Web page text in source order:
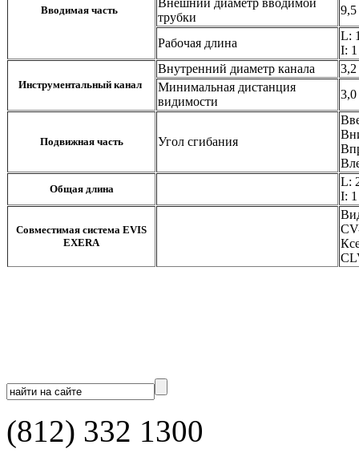
Вводимая часть
трубки
Рабочая длина
L:
I:
Инструментальный канал
Внутренний диаметр канала
Минимальная дистанция
видимости
3,0
Подвижная часть Угол сгибания
Общая длина
L:
I:
Совместимая система EVIS
EXERA
(812) 332 1300